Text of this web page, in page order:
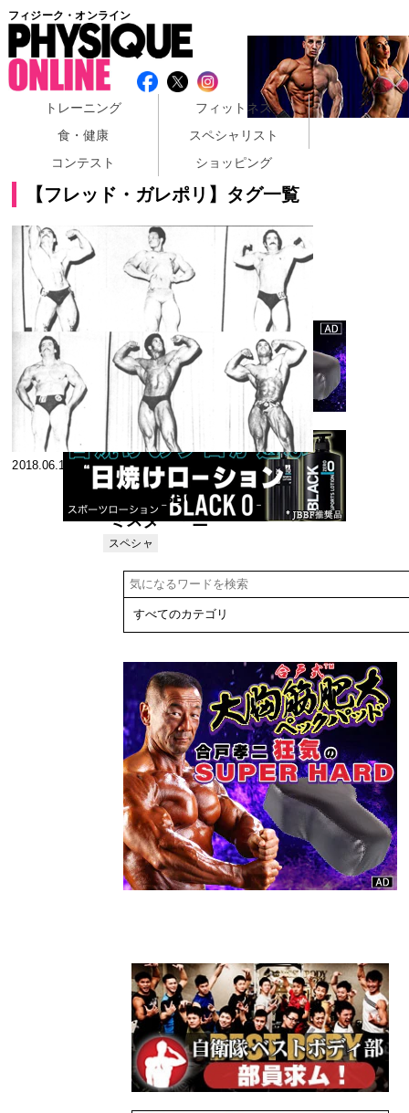
フィジーク・オンライン
トレーニング
フィットネス
食・健康
スペシャリスト
コンテスト
ショッピング
【フレッド・ガレポリ】タグ一覧
2018.06.11
1973WBBG
ミスター・ニ
ューヨーク・
スペシャ